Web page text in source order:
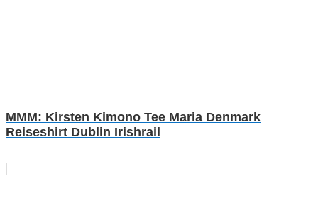
MMM: Kirsten Kimono Tee Maria Denmark
Reiseshirt Dublin Irishrail